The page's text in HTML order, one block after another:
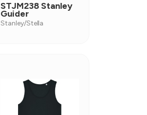
STJM238 Stanley
Guider
Stanley/Stella